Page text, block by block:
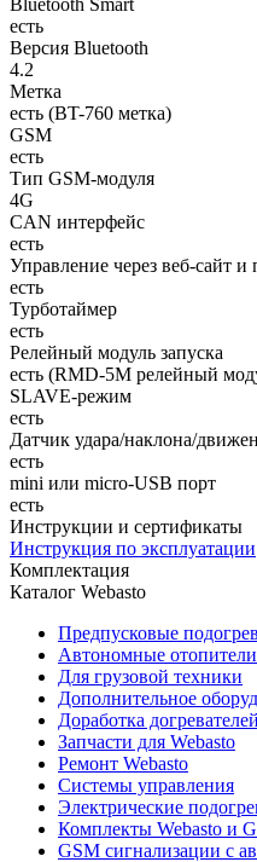
есть
Версия Bluetooth
4.2
Метка
есть (BT-760 метка)
GSM
есть
Тип GSM-модуля
4G
CAN интерфейс
есть
Управление через веб-сайт
есть
Турботаймер
есть
Релейный модуль запуска
есть (RMD-5M релейный
SLAVE-режим
есть
Датчик удара/наклона/
есть
mini или micro-USB порт
есть
Инструкции и сертификаты
Инструкция по эксплуатации
Комплектация
Каталог Webasto
Предпусковые
Автономные отопители
Для грузовой техники
Дополнительное
Доработка догревателей
Запчасти для Webasto
Ремонт Webasto
Системы управления
Электрические
Комплекты Webasto и
GSM сигнализации с